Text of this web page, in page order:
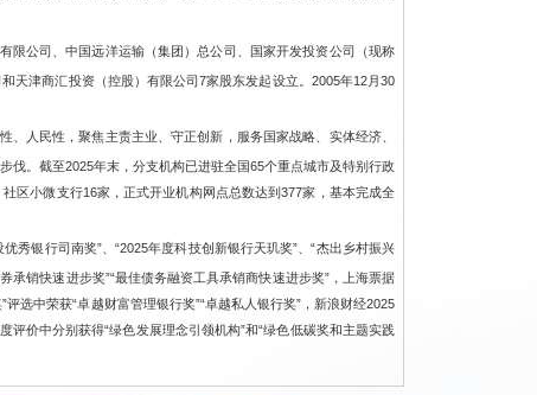
有限公司、中国远洋运输（集团）总公司、国家开发投资公司（现称
天津商汇投资（控股）有限公司7家股东发起设立。2005年12月30
人民性，聚焦主责主业、守正创新，服务国家战略、实体经济、
伐。截至2025年末， 分支机构已进驻全国65个重点城市及特别行政
社区小微支行16家，正式开业机构网点总数达到377家，基本完成全
优秀银行司南奖”、“2025年度科技创新银行天玑奖”、“杰出乡村振兴
承销快速进步奖”“最佳债务融资工具承销商快速进步奖”，
上海票据
”评选中荣获“卓越财富管理银行奖”“卓越私人银行奖”， 新浪财经2025
评价中分别获得“绿色发展理念引领机构”和“绿色低碳奖和主题实践